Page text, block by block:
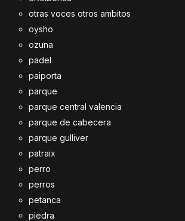
otras voces otros ambitos
oysho
ozuna
padel
paiporta
parque
parque central valencia
parque de cabecera
parque gulliver
patraix
perro
perros
petanca
piedra